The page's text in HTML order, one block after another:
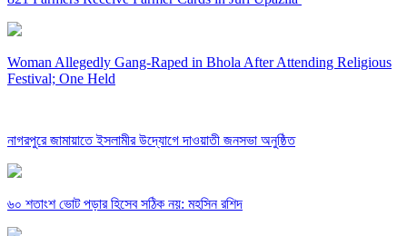
Woman Allegedly Gang-Raped in Bhola After Attending Religious
Festival; One Held
নাগরপুরে জামায়াতে ইসলামীর উদ্যোগে দাওয়াতী জনসভা অনুষ্ঠিত
৬০ শতাংশ ভোট পড়ার হিসেব সঠিক নয়: মহসিন রশিদ